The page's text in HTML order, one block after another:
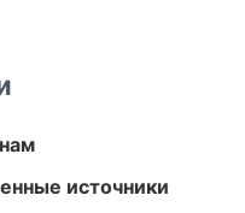
источники